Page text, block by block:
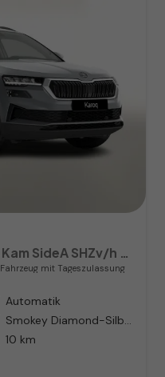
Fahrzeug mit Tageszulassung
Automatik
Smokey Diamond-Silber Metallic
10 km